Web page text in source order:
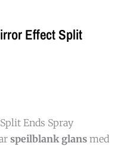
Effect Split
Ends Spray
speilblank glans med